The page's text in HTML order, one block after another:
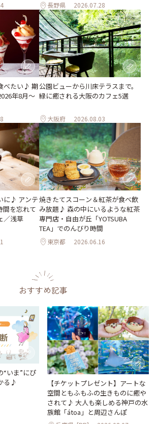
長野県 2026.07.28
べたい♪ 期
年8月～
公園ビューから川床テラスまで。
緑に癒される大阪のカフェ5選
大阪府 2026.08.03
に♪ アンテ
間を忘れて
／浅草
焼きたてスコーン＆紅茶が食べ飲
み放題♪ 森の中にいるような紅茶
専門店・自由が丘「YOTSUBA
TEA」でのんびり時間
東京都 2026.06.16
おすすめ記事
“いま”にぴ
る♪
【チケットプレゼント】アートな
空間ともふもふの生きものに癒や
されて♪ 大人も楽しめる神戸の水
族館「átoa」と周辺さんぽ